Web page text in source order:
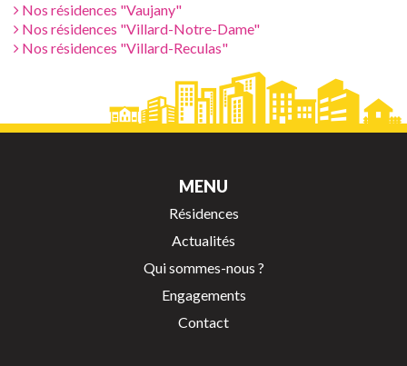
Nos résidences "Vaujany"
Nos résidences "Villard-Notre-Dame"
Nos résidences "Villard-Reculas"
MENU
Résidences
Actualités
Qui sommes-nous ?
Engagements
Contact